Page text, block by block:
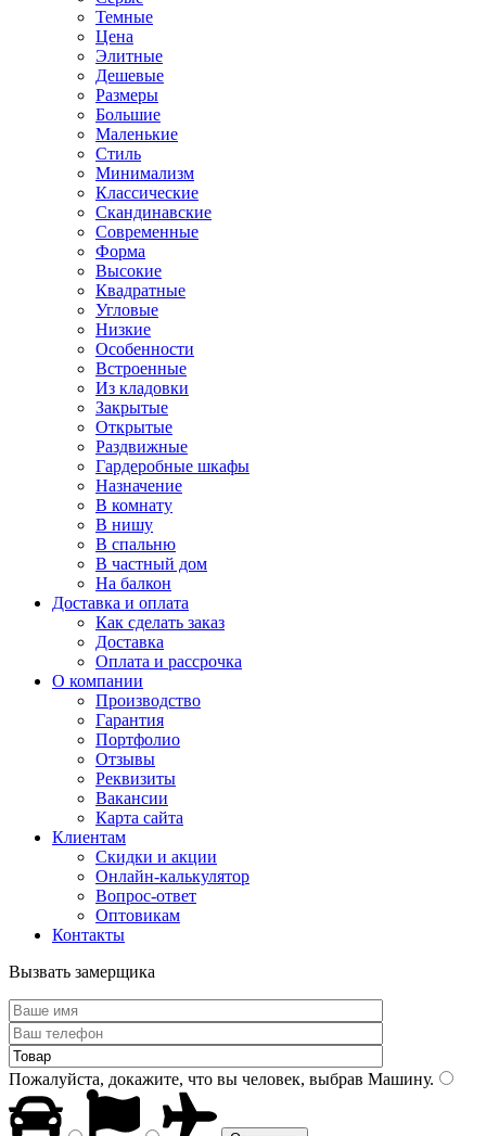
Темные
Цена
Элитные
Дешевые
Размеры
Большие
Маленькие
Стиль
Минимализм
Классические
Скандинавские
Современные
Форма
Высокие
Квадратные
Угловые
Низкие
Особенности
Встроенные
Из кладовки
Закрытые
Открытые
Раздвижные
Гардеробные шкафы
Назначение
В комнату
В нишу
В спальню
В частный дом
На балкон
Доставка и оплата
Как сделать заказ
Доставка
Оплата и рассрочка
О компании
Производство
Гарантия
Портфолио
Отзывы
Реквизиты
Вакансии
Карта сайта
Клиентам
Скидки и акции
Онлайн-калькулятор
Вопрос-ответ
Оптовикам
Контакты
Вызвать замерщика
Пожалуйста, докажите, что вы человек, выбрав Машину.